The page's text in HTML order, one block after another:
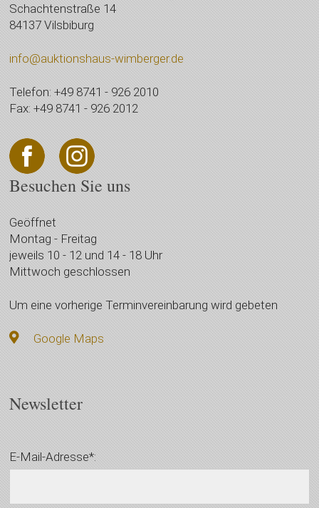
Schachtenstraße 14
84137 Vilsbiburg
info@auktionshaus-wimberger.de
Telefon: +49 8741 - 926 2010
Fax: +49 8741 - 926 2012
Besuchen Sie uns
Geöffnet
Montag - Freitag
jeweils 10 - 12 und 14 - 18 Uhr
Mittwoch geschlossen
Um eine vorherige Terminvereinbarung wird gebeten
Google Maps
Newsletter
E-Mail-Adresse*: